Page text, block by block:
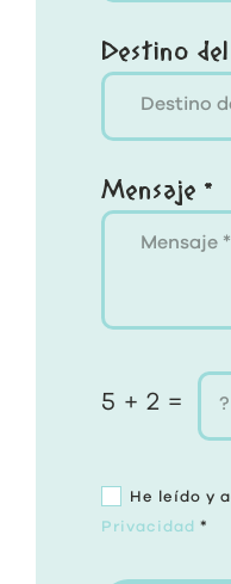
Destino
Mensaje *
5 + 2 =
He leído y
Privacidad *